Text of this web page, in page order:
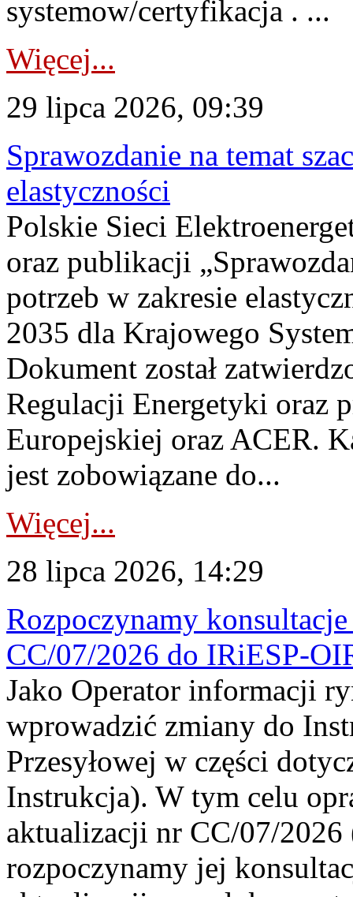
systemow/certyfikacja . ...
Więcej...
29 lipca 2026, 09:39
Sprawozdanie na temat
elastyczności
Polskie Sieci
oraz publikacji
potrzeb w zakresie
2035 dla Krajowego
Dokument został
Regulacji Energetyki oraz
Europejskiej oraz ACER.
jest zobowiązane do...
Więcej...
28 lipca 2026, 14:29
Rozpoczynamy
CC/07/2026 do IRiESP-
Jako Operator informacji
wprowadzić zmiany do
Przesyłowej w części
Instrukcja). W tym celu
aktualizacji nr CC/07/
rozpoczynamy jej